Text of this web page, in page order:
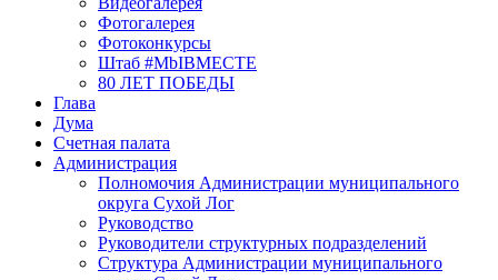
Фотогалерея
Фотоконкурсы
Штаб #MbIBMECTE
80 ЛЕТ ПОБЕДЫ
Глава
Дума
Счетная палата
Администрация
Полномочия Администрации муниципального
округа Сухой Лог
Руководство
Руководители структурных подразделений
Структура Администрации муниципального